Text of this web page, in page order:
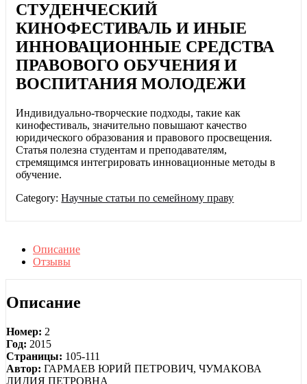
СТУДЕНЧЕСКИЙ
КИНОФЕСТИВАЛЬ И ИНЫЕ
ИННОВАЦИОННЫЕ СРЕДСТВА
ПРАВОВОГО ОБУЧЕНИЯ И
ВОСПИТАНИЯ МОЛОДЕЖИ
Индивидуально-творческие подходы, такие как
кинофестиваль, значительно повышают качество
юридического образования и правового просвещения.
Статья полезна студентам и преподавателям,
стремящимся интегрировать инновационные методы в
обучение.
Category:Научные статьи по семейному праву
Описание
Отзывы
Описание
Номер: 2
Год: 2015
Страницы: 105-111
Автор: ГАРМАЕВ ЮРИЙ ПЕТРОВИЧ, ЧУМАКОВА
ЛИДИЯ ПЕТРОВНА